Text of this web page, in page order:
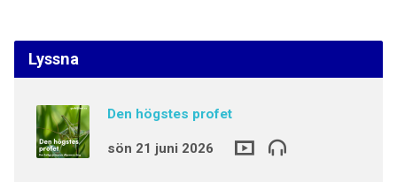
Lyssna
Den högstes profet
sön 21 juni 2026